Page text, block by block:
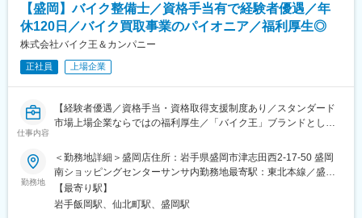
■多様なキャリアパス：
年齢・入社歴関係なく全社員に挑戦の機会が与えられます。店舗
経営者を目指せる「ストアプロ制度」、本部へのキャリアチェン
アを実現できます。
現場にて段階的なOJTを実施。
【未経験が活躍できる理由】
■働き方：
・年休108日＋有休(義務日数)5日＋ライフサポート休暇7日
・平均残業時間15.24時間/月
当ポジションに於ける残業平均は6.6時間。自動発注を含め現場オ
ペレーションの効率化に積極的に投資をしてきた賜物です。
また店舗の営業時間は22時まで！夜勤シフトもありません。
原則一日あたりの拘束時間は9時間（休憩60分／実働8時間）！長
時間拘束も発生しない環境です。
店長を1～2年程度経験の後、商品部や営業企画、PB開発や人事、
総務、財務など本部スタッフへのキャリアが準備されています。
への配属を積極的に行っています。
勿論、店舗に近い所でキャリアを積みたい方はSV（10～20店舗の
統括）、ゾーンマネージャー（県単位での店舗統括）へのキャリ
アパスもあります。
【盛岡】バイク整備士／資格手当有で経験者優遇／年
休120日／バイク買取事業のパイオニア／福利厚生◎
株式会社バイク王＆カンパニー
正社員 上場企業
仕事内容
【経験者優遇／資格手当・資格取得支援制度あり／スタンダード
市場上場企業ならではの福利厚生／「バイク王」ブランドとして
店舗に併設されたピットで、納車整備、修理、点検などのメンテ
ナンスを行います。
時にはお客様と相談しながらクラッチの遊びの調整や車輌のカス
タムなど、お客様に安心と安全をお届けすることはもちろん、共
勤務地
＜勤務地詳細＞盛岡店住所：岩手県盛岡市津志田西2-17-50 盛岡
南ショッピングセンターサンサ内勤務地最寄駅：東北本線／盛岡
駅受動喫煙対策：屋内喫煙可能場所あり
【最寄り駅】
岩手飯岡駅、仙北町駅、盛岡駅